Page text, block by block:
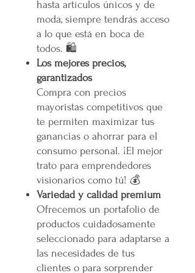
hasta artículos únicos y de
moda, siempre tendrás acceso
a lo que está en boca de
todos. 🛍️
Los mejores precios,
garantizados
Compra con precios
mayoristas competitivos que
te permiten maximizar tus
ganancias o ahorrar para el
consumo personal. ¡El mejor
trato para emprendedores
visionarios como tú! 💰
Variedad y calidad premium
Ofrecemos un portafolio de
productos cuidadosamente
seleccionado para adaptarse a
las necesidades de tus
clientes o para sorprender